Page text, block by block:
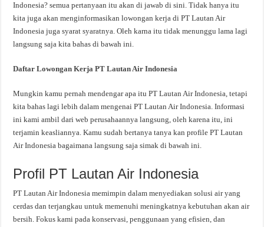
Indonesia? semua pertanyaan itu akan di jawab di sini. Tidak hanya itu
kita juga akan menginformasikan lowongan kerja di PT Lautan Air
Indonesia juga syarat syaratnya. Oleh karna itu tidak menunggu lama lagi
langsung saja kita bahas di bawah ini.
Daftar Lowongan Kerja PT Lautan Air Indonesia
Mungkin kamu pernah mendengar apa itu PT Lautan Air Indonesia, tetapi
kita bahas lagi lebih dalam mengenai PT Lautan Air Indonesia. Informasi
ini kami ambil dari web perusahaannya langsung, oleh karena itu, ini
terjamin keasliannya. Kamu sudah bertanya tanya kan profile PT Lautan
Air Indonesia bagaimana langsung saja simak di bawah ini.
Profil PT Lautan Air Indonesia
PT Lautan Air Indonesia memimpin dalam menyediakan solusi air yang
cerdas dan terjangkau untuk memenuhi meningkatnya kebutuhan akan air
bersih. Fokus kami pada konservasi, penggunaan yang efisien, dan